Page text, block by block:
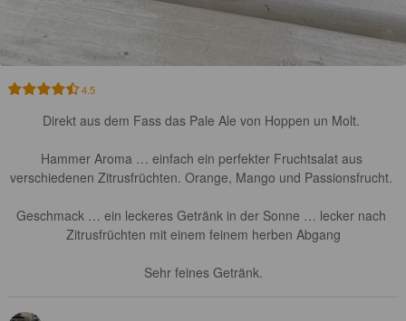
4.5
Direkt aus dem Fass das Pale Ale von Hoppen un Molt.
Hammer Aroma … einfach ein perfekter Fruchtsalat aus
verschiedenen Zitrusfrüchten. Orange, Mango und Passionsfrucht.
Geschmack … ein leckeres Getränk in der Sonne … lecker nach
Zitrusfrüchten mit einem feinem herben Abgang
Sehr feines Getränk.